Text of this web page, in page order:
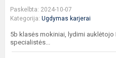
Paskelbta: 2024-10-07
Kategorija: Ugdymas karjerai
5b klasės mokiniai, lydimi auklėtojo
specialistės...